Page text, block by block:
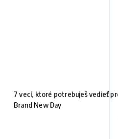
7 vecí, ktoré potrebuješ vedieť
Brand New Day